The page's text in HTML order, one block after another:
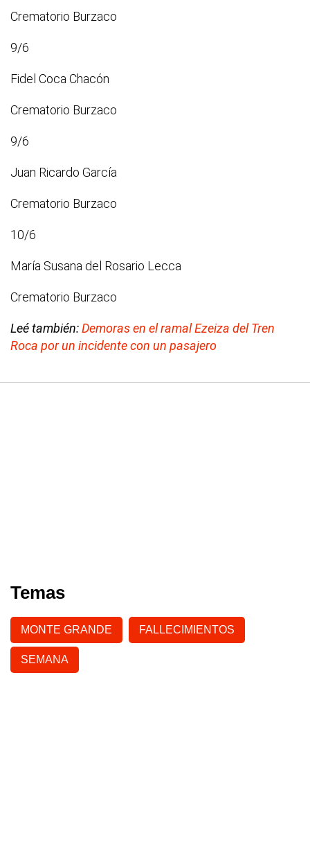
Crematorio Burzaco
9/6
Fidel Coca Chacón
Crematorio Burzaco
9/6
Juan Ricardo García
Crematorio Burzaco
10/6
María Susana del Rosario Lecca
Crematorio Burzaco
Leé también:Demoras en el ramal Ezeiza del Tren
Roca por un incidente con un pasajero
Temas
MONTE GRANDE FALLECIMIENTOS
SEMANA